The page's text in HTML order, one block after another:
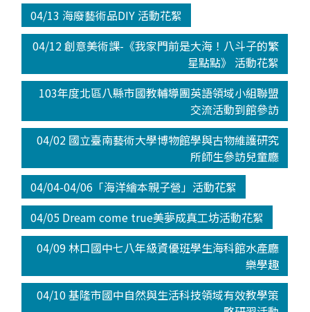
04/13 海廢藝術品DIY 活動花絮
04/12 創意美術課-《我家門前是大海！八斗子的繁
星點點》 活動花絮
103年度北區八縣市國教輔導團英語領域小組聯盟
交流活動到館參訪
04/02 國立臺南藝術大學博物館學與古物維護研究
所師生參訪兒童廳
04/04-04/06「海洋繪本親子營」活動花絮
04/05 Dream come true美夢成真工坊活動花絮
04/09 林口國中七八年級資優班學生海科館水產廳
樂學趣
04/10 基隆市國中自然與生活科技領域有效教學策